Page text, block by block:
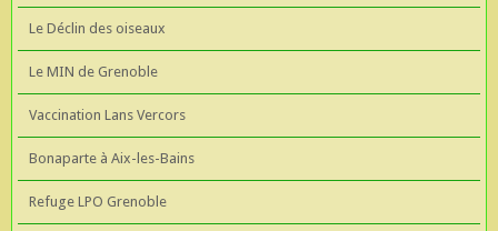
Le Déclin des oiseaux
Le MIN de Grenoble
Vaccination Lans Vercors
Bonaparte à Aix-les-Bains
Refuge LPO Grenoble